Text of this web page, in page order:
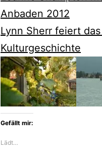
Anbaden 2012
Lynn Sherr feiert
Kulturgeschichte
Gefällt mir:
Lädt…